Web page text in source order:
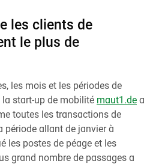
les clients de
le plus de
les mois et les périodes de
start-up de mobilité maut1.de a
toutes les transactions de
période allant de janvier à
les postes de péage et les
grand nombre de passages a